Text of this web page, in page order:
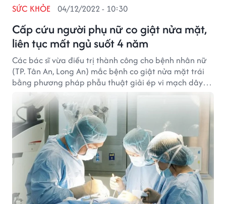
Cấp cứu người phụ nữ co giật nửa mặt,
liên tục mất ngủ suốt 4 năm
SỨC KHỎE 04/12/2022 - 10:30
Các bác sĩ vừa điều trị thành công cho bệnh nhân nữ
(TP. Tân An, Long An) mắc bệnh co giật nửa mặt trái
bằng phương pháp phẫu thuật giải ép vi mạch dây
thần kinh mặt.